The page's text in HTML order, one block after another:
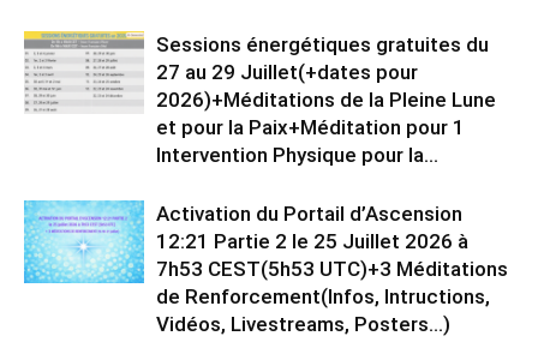
Sessions énergétiques gratuites du
27 au 29 Juillet(+dates pour
2026)+Méditations de la Pleine Lune
et pour la Paix+Méditation pour 1
Intervention Physique pour la...
Activation du Portail d’Ascension
12:21 Partie 2 le 25 Juillet 2026 à
7h53 CEST(5h53 UTC)+3 Méditations
de Renforcement(Infos, Intructions,
Vidéos, Livestreams, Posters…)